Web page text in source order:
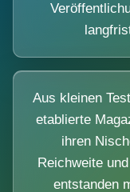
Aus kleinen
etablierte
ihren
Reichweite
entstanden